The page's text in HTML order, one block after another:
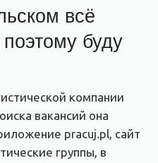
всё
буду
компании
вакансий она
pracuj.pl, сайт
группы, в